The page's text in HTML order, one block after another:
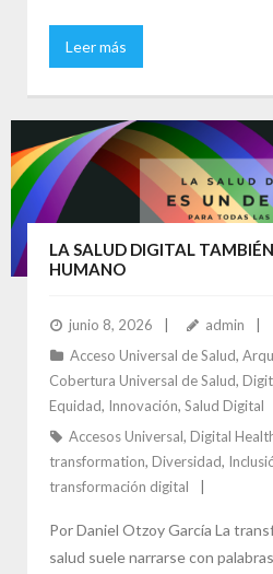
Leer más
LA SALUD DIGITAL
HUMANO
junio 8, 2026
admin
Acceso Universal de Salud,
Cobertura Universal de Salud,
Equidad, Innovación, Salud Digital
Accesos Universal, Digital
transformation, Diversidad,
transformación digital
Por Daniel Otzoy García La
salud suele narrarse con